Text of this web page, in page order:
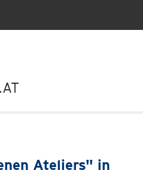
Ateliers" in